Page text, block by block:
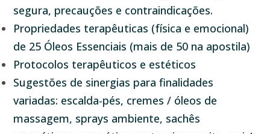
segura, precauções e contraindicações.
Propriedades terapêuticas (física e emocional)
de 25 Óleos Essenciais (mais de 50 na apostila)
Protocolos terapêuticos e estéticos
Sugestões de sinergias para finalidades
variadas: escalda-pés, cremes / óleos de
massagem, sprays ambiente, sachês